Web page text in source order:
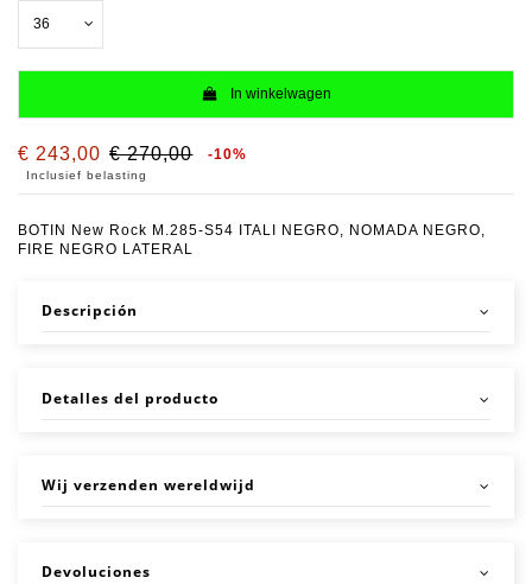
In winkelwagen
€ 243,00 € 270,00 -10%
Inclusief belasting
BOTIN New Rock M.285-S54 ITALI NEGRO, NOMADA NEGRO,
FIRE NEGRO LATERAL
Descripción
Detalles del producto
Wij verzenden wereldwijd
Devoluciones